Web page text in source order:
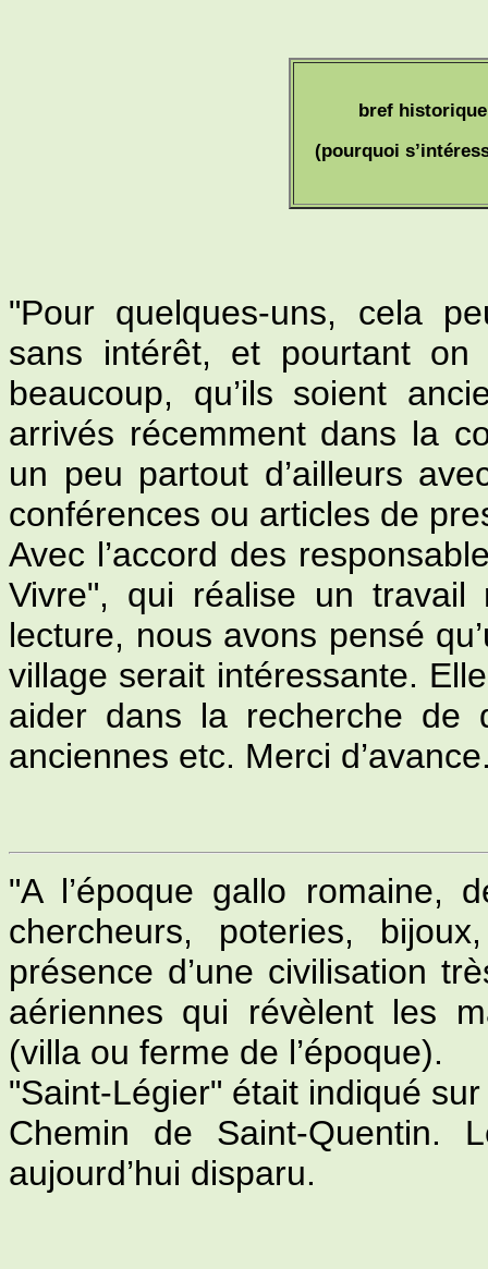
bref
(pourquoi
"Pour quelques-uns, cela
sans intérêt, et pourtant
beaucoup, qu’ils soient
arrivés récemment dans la
un peu partout d’ailleurs
conférences ou articles de
Avec l’accord des
Vivre", qui réalise un travail
lecture, nous avons pensé
village serait intéressante.
aider dans la recherche de
anciennes etc. Merci
"A l’époque gallo romaine,
chercheurs, poteries,
présence d’une civilisation
aériennes qui révèlent les
(villa ou ferme de l’époque).
"Saint-Légier" était indiqué
Chemin de Saint-Quentin.
aujourd’hui disparu.